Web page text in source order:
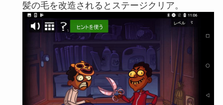
髪の毛を改造されるとステージクリア。